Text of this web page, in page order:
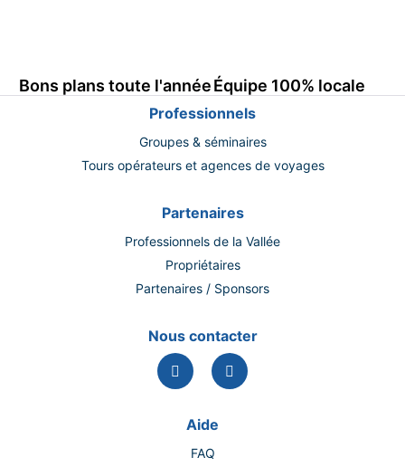
Bons plans toute l'annéeÉquipe 100% locale
Professionnels
Groupes & séminaires
Tours opérateurs et agences de voyages
Partenaires
Professionnels de la Vallée
Propriétaires
Partenaires / Sponsors
Nous contacter
Aide
FAQ